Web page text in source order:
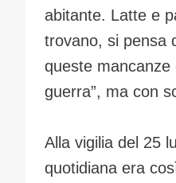
abitante. Latte e
trovano, si pensa
queste mancanze
guerra”, ma con
Alla vigilia del 25
quotidiana era